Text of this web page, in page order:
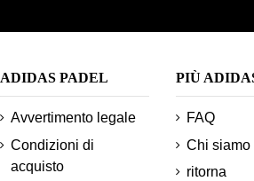
ADIDAS PADEL
Avvertimento legale
Condizioni di
acquisto
PIÙ
FAQ
Chi siamo
ritorna